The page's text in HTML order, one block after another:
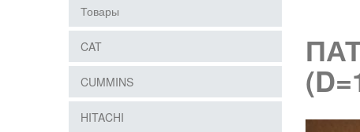
Товары
CAT
CUMMINS
HITACHI